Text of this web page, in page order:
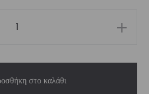
στο καλάθι